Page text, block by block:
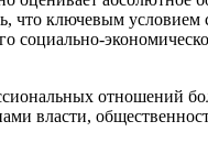
что ключевым условием
социально-
отношений
власти,